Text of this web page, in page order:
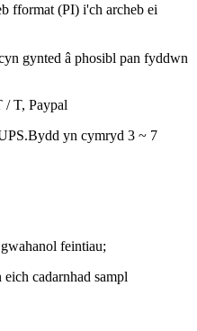
fformat (PI) i'ch archeb ei
gynted â phosibl pan fyddwn
/ T, Paypal
yn cymryd 3 ~ 7
feintiau;
cadarnhad sampl